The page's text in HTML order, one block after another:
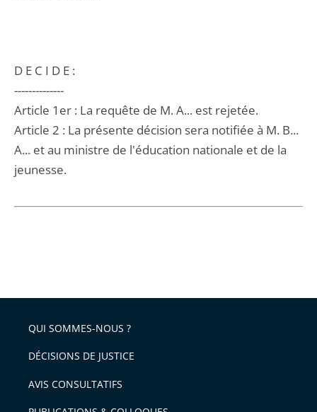
D E C I D E :
--------------
Article 1er : La requête de M. A... est rejetée.
Article 2 : La présente décision sera notifiée à M. B...
A... et au ministre de l'éducation nationale et de la
jeunesse.
QUI SOMMES-NOUS ?
DÉCISIONS DE JUSTICE
AVIS CONSULTATIFS